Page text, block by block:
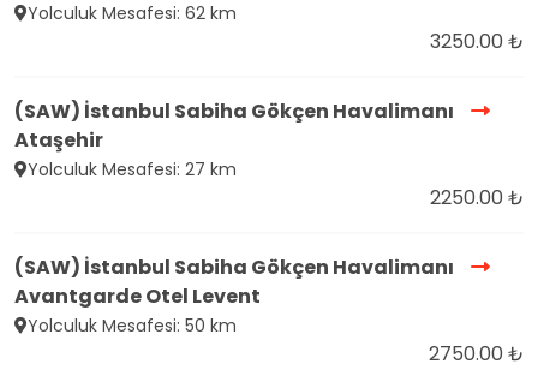
Yolculuk Mesafesi: 62 km
3250.00 ₺
(SAW) İstanbul Sabiha Gökçen Havalimanı
Ataşehir
Yolculuk Mesafesi: 27 km
2250.00 ₺
(SAW) İstanbul Sabiha Gökçen Havalimanı
Avantgarde Otel Levent
Yolculuk Mesafesi: 50 km
2750.00 ₺